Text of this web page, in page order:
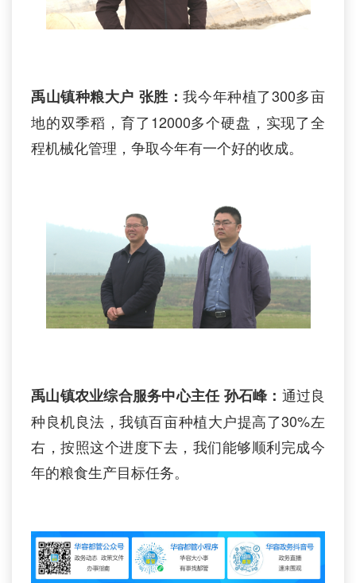
禹山镇种粮大户 张胜：我今年种植了300多亩
地的双季稻，育了12000多个硬盘，实现了全
程机械化管理，争取今年有一个好的收成。
禹山镇农业综合服务中心主任 孙石峰： 通过良
种良机良法，我镇百亩种植大户提高了30%左
右，按照这个进度下去，我们能够顺利完成今
年的粮食生产目标任务。